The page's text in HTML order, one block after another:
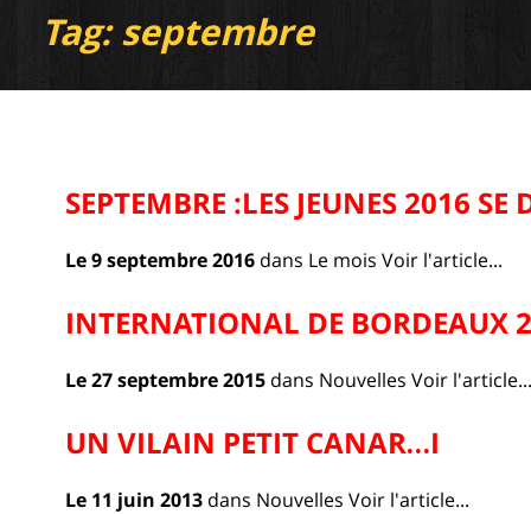
Tag: septembre
SEPTEMBRE :LES JEUNES 2016
Le 9 septembre 2016 dans Le mois Voir l'article...
INTERNATIONAL DE BORDEAUX
Le 27 septembre 2015 dans Nouvelles Voir l'article...
UN VILAIN PETIT CANAR…I
Le 11 juin 2013 dans Nouvelles Voir l'article...